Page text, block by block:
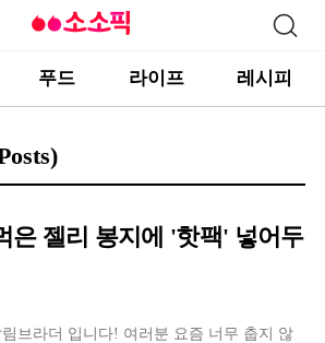
푸드 라이프 레시피
은 젤리 봉지에 '핫팩' 넣어두
브라더 입니다! 여러분 요즘 너무 춥지 않